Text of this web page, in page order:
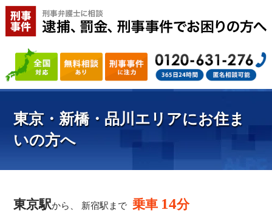
東京・新橋・品川エリアにお住ま
いの方へ
東京駅から、 新宿駅まで 乗車 14分